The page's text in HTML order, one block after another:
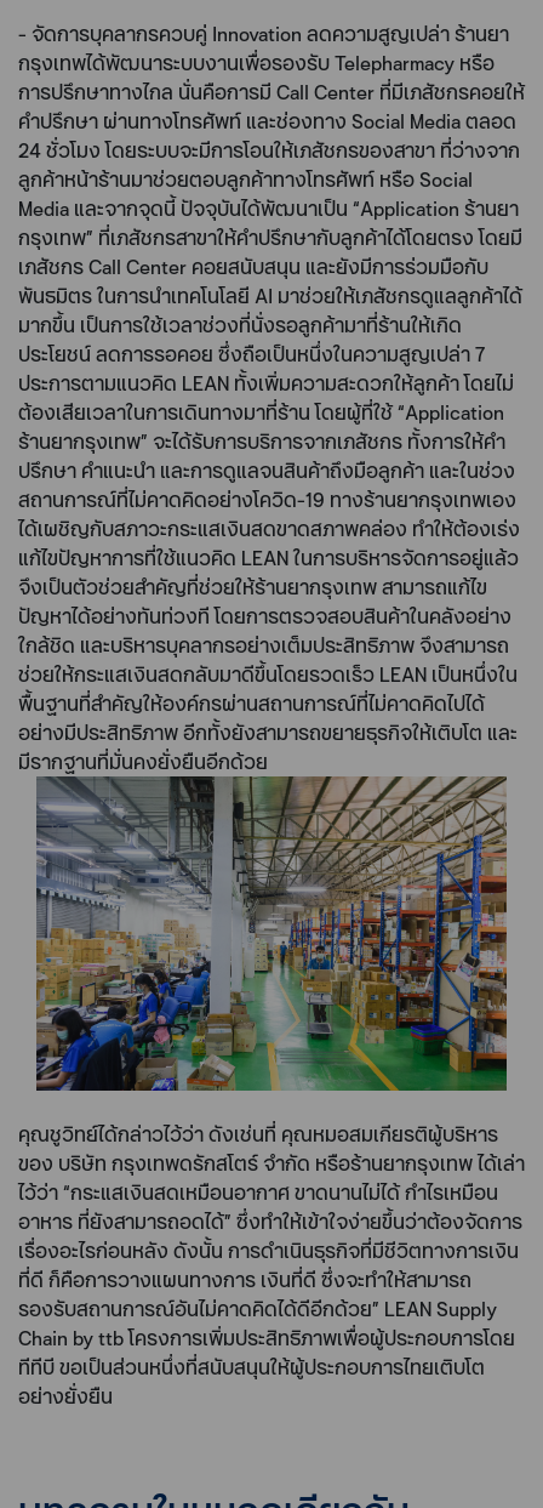
- จัดการบุคลากรควบคู่ Innovation ลดความสูญเปล่า ร้านยา
กรุงเทพได้พัฒนาระบบงานเพื่อรองรับ Telepharmacy หรือ
การปรึกษาทางไกล นั่นคือการมี Call Center ที่มีเภสัชกรคอยให้
คำปรึกษา ผ่านทางโทรศัพท์ และช่องทาง Social Media ตลอด
24 ชั่วโมง โดยระบบจะมีการโอนให้เภสัชกรของสาขา ที่ว่างจาก
ลูกค้าหน้าร้านมาช่วยตอบลูกค้าทางโทรศัพท์ หรือ Social
Media และจากจุดนี้ ปัจจุบันได้พัฒนาเป็น “Application ร้านยา
กรุงเทพ” ที่เภสัชกรสาขาให้คำปรึกษากับลูกค้าได้โดยตรง โดยมี
เภสัชกร Call Center คอยสนับสนุน และยังมีการร่วมมือกับ
พันธมิตร ในการนำเทคโนโลยี AI มาช่วยให้เภสัชกรดูแลลูกค้าได้
มากขึ้น เป็นการใช้เวลาช่วงที่นั่งรอลูกค้ามาที่ร้านให้เกิด
ประโยชน์ ลดการรอคอย ซึ่งถือเป็นหนึ่งในความสูญเปล่า 7
ประการตามแนวคิด LEAN ทั้งเพิ่มความสะดวกให้ลูกค้า โดยไม่
ต้องเสียเวลาในการเดินทางมาที่ร้าน โดยผู้ที่ใช้ “Application
ร้านยากรุงเทพ” จะได้รับการบริการจากเภสัชกร ทั้งการให้คำ
ปรึกษา คำแนะนำ และการดูแลจนสินค้าถึงมือลูกค้า และในช่วง
สถานการณ์ที่ไม่คาดคิดอย่างโควิด-19 ทางร้านยากรุงเทพเอง
ได้เผชิญกับสภาวะกระแสเงินสดขาดสภาพคล่อง ทำให้ต้องเร่ง
แก้ไขปัญหาการที่ใช้แนวคิด LEAN ในการบริหารจัดการอยู่แล้ว
จึงเป็นตัวช่วยสำคัญที่ช่วยให้ร้านยากรุงเทพ สามารถแก้ไข
ปัญหาได้อย่างทันท่วงที โดยการตรวจสอบสินค้าในคลังอย่าง
ใกล้ชิด และบริหารบุคลากรอย่างเต็มประสิทธิภาพ จึงสามารถ
ช่วยให้กระแสเงินสดกลับมาดีขึ้นโดยรวดเร็ว LEAN เป็นหนึ่งใน
พื้นฐานที่สำคัญให้องค์กรผ่านสถานการณ์ที่ไม่คาดคิดไปได้
อย่างมีประสิทธิภาพ อีกทั้งยังสามารถขยายธุรกิจให้เติบโต และ
มีรากฐานที่มั่นคงยั่งยืนอีกด้วย
คุณชูวิทย์ได้กล่าวไว้ว่า ดังเช่นที่ คุณหมอสมเกียรติผู้บริหาร
ของ บริษัท กรุงเทพดรักสโตร์ จำกัด หรือร้านยากรุงเทพ ได้เล่า
ไว้ว่า “กระแสเงินสดเหมือนอากาศ ขาดนานไม่ได้ กำไรเหมือน
อาหาร ที่ยังสามารถอดได้” ซึ่งทำให้เข้าใจง่ายขึ้นว่าต้องจัดการ
เรื่องอะไรก่อนหลัง ดังนั้น การดำเนินธุรกิจที่มีชีวิตทางการเงิน
ที่ดี ก็คือการวางแผนทางการ เงินที่ดี ซึ่งจะทำให้สามารถ
รองรับสถานการณ์อันไม่คาดคิดได้ดีอีกด้วย” LEAN Supply
Chain by ttb โครงการเพิ่มประสิทธิภาพเพื่อผู้ประกอบการโดย
ทีทีบี ขอเป็นส่วนหนึ่งที่สนับสนุนให้ผู้ประกอบการไทยเติบโต
อย่างยั่งยืน